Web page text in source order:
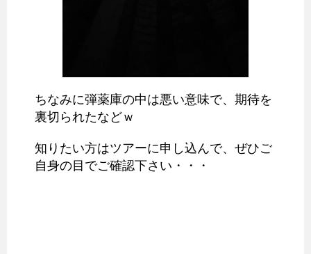
ちなみに弾薬庫の中は悪い意味で、期待を
裏切られたなどｗ
知りたい方はツアーに申し込んで、ぜひご
自身の目でご確認下さい・・・